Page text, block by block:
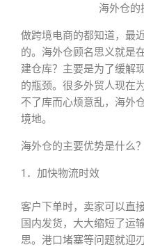
海外仓的
做跨境电商的都知道，最
的。海外仓顾名思义就是
建仓库？主要是为了缓解
的瓶颈。很多外贸人现在
不了库而心烦意乱，海外
境地。
海外仓的主要优势是什么？
1．加快物流时效
客户下单时，卖家可以直
国内发货，大大缩短了运
思。港口堵塞等问题就迎刃